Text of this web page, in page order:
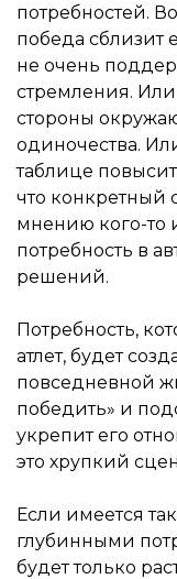
потребностей.
победа сблизит
не очень
стремления.
стороны
одиночества.
таблице
что конкретный
мнению кого-то
потребность в
решений.
Потребность,
атлет, будет
повседневной
победить» и
укрепит его
это хрупкий
Если имеется
глубинными
будет только